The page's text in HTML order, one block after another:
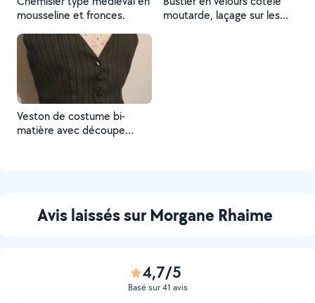
mousseline et fronces.
moutarde, laçage sur les
Veston de costume bi-
matière avec découpe
Avis laissés sur Morgane Rhaime
4,7/5
Basé sur 41 avis